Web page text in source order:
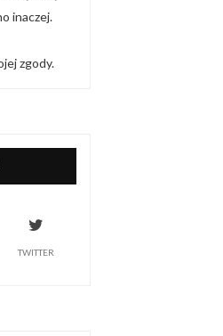
inaczej.
zgody.
TWITTER